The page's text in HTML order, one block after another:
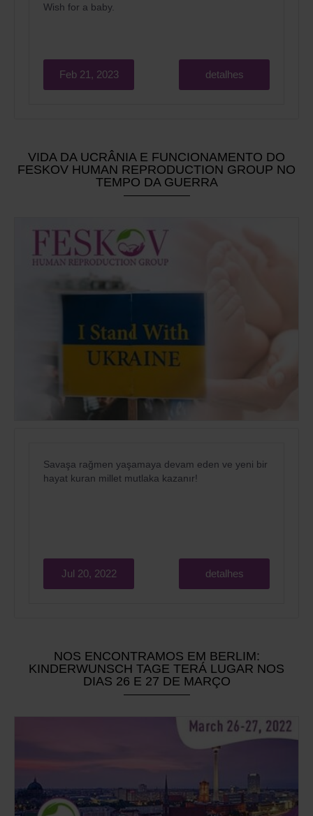
Wish for a baby.
Feb 21, 2023 detalhes
VIDA DA UCRÂNIA E FUNCIONAMENTO DO
FESKOV HUMAN REPRODUCTION GROUP NO
TEMPO DA GUERRA
Savaşa rağmen yaşamaya devam eden ve yeni bir
hayat kuran millet mutlaka kazanır!
Jul 20, 2022 detalhes
NOS ENCONTRAMOS EM BERLIM:
KINDERWUNSCH TAGE TERÁ LUGAR NOS
DIAS 26 E 27 DE MARÇO